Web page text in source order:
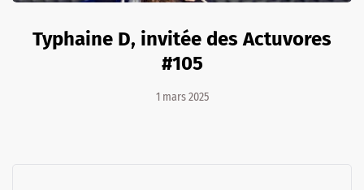
Typhaine D, invitée des Actuvores
#105
1 mars 2025